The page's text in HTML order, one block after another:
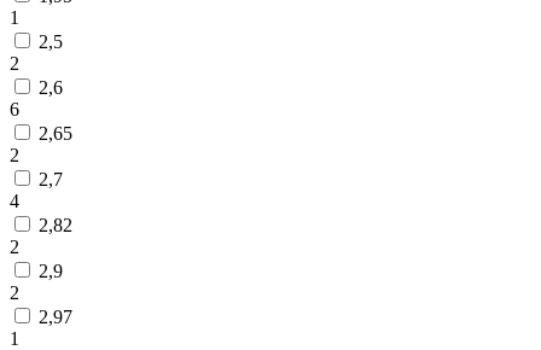
1
2,5
2
2,6
6
2,65
2
2,7
4
2,82
2
2,9
2
2,97
1